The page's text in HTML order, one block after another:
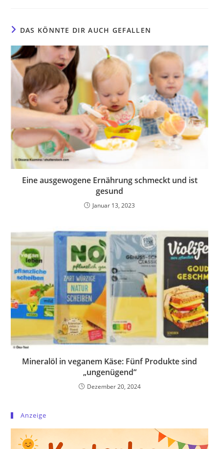
DAS KÖNNTE DIR AUCH GEFALLEN
Eine ausgewogene Ernährung schmeckt und ist
gesund
Januar 13, 2023
Mineralöl in veganem Käse: Fünf Produkte sind
„ungenügend“
Dezember 20, 2024
Anzeige